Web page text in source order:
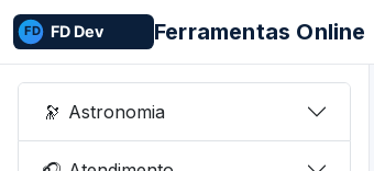
Ferramentas Online
🔭 Astronomia